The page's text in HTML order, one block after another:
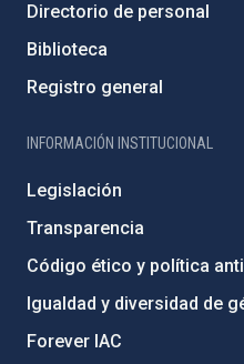
Directorio de personal
Biblioteca
Registro general
INFORMACIÓN INSTITUCIONAL
Legislación
Transparencia
Código ético y política
Igualdad y diversidad de
Forever IAC